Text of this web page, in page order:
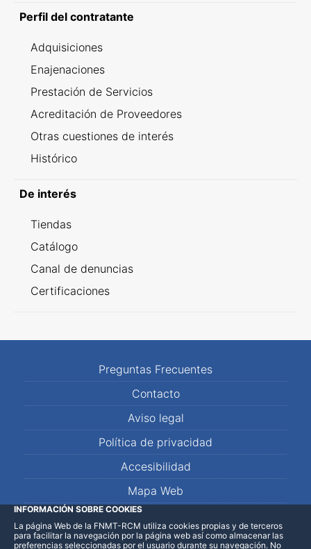
Perfil del contratante
Adquisiciones
Enajenaciones
Prestación de Servicios
Acreditación de Proveedores
Otras cuestiones de interés
Histórico
De interés
Tiendas
Catálogo
Canal de denuncias
Certificaciones
Preguntas Frecuentes
Contacto
Aviso legal
Política de privacidad
Accesibilidad
Mapa Web
LinkedInFacebookWhatsApp
INFORMACIÓN SOBRE COOKIES
La página Web de la FNMT-RCM utiliza cookies propias y de terceros
para facilitar la navegación por la página web así como almacenar las
preferencias seleccionadas por el usuario durante su navegación. No